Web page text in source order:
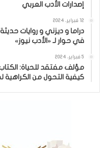
إصدارات الأدب العربي
12 فبراير، 2024
دراما و ديزني و روايات
في حوار لـ «الأدب نيوز»
5 فبراير، 2024
مؤلف مفتقد للحياة:
كيفية التحول من الكراهية